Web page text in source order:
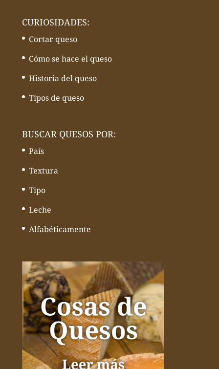
CURIOSIDADES:
Cortar queso
Cómo se hace el queso
Historia del queso
Tipos de queso
BUSCAR QUESOS POR:
País
Textura
Tipo
Leche
Alfabéticamente